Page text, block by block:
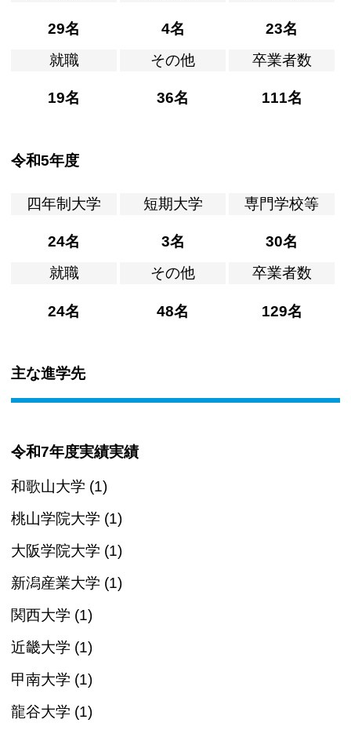
29名 4名
23名
就職
19名
その他
36名
卒業者数
111名
令和5年度
四年制大学
24名
短期大学
3名
専門学校等
30名
就職
24名
その他
48名
卒業者数
129名
主な進学先
令和7年度実績実績
和歌山大学 (1)
桃山学院大学 (1)
大阪学院大学 (1)
新潟産業大学 (1)
関西大学 (1)
近畿大学 (1)
甲南大学 (1)
龍谷大学 (1)